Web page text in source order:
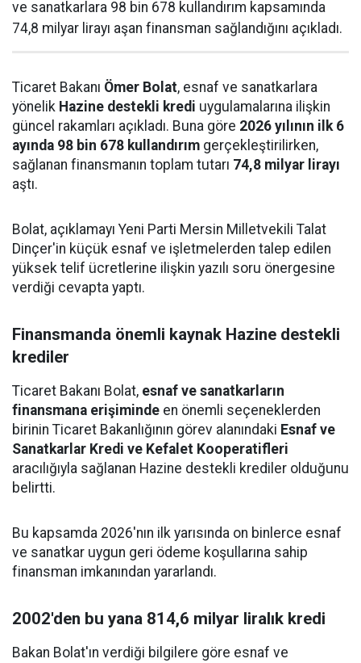
ve sanatkarlara 98 bin 678 kullandırım kapsamında
74,8 milyar lirayı aşan finansman sağlandığını açıkladı.
Ticaret Bakanı Ömer Bolat, esnaf ve sanatkarlara
yönelik Hazine destekli kredi uygulamalarına ilişkin
güncel rakamları açıkladı. Buna göre 2026 yılının ilk 6
ayında 98 bin 678 kullandırım gerçekleştirilirken,
sağlanan finansmanın toplam tutarı 74,8 milyar lirayı
aştı.
Bolat, açıklamayı Yeni Parti Mersin Milletvekili Talat
Dinçer'in küçük esnaf ve işletmelerden talep edilen
yüksek telif ücretlerine ilişkin yazılı soru önergesine
verdiği cevapta yaptı.
Finansmanda önemli kaynak Hazine destekli
krediler
Ticaret Bakanı Bolat, esnaf ve sanatkarların
finansmana erişiminde en önemli seçeneklerden
birinin Ticaret Bakanlığının görev alanındaki Esnaf ve
Sanatkarlar Kredi ve Kefalet Kooperatifleri
aracılığıyla sağlanan Hazine destekli krediler olduğunu
belirtti.
Bu kapsamda 2026'nın ilk yarısında on binlerce esnaf
ve sanatkar uygun geri ödeme koşullarına sahip
finansman imkanından yararlandı.
2002'den bu yana 814,6 milyar liralık kredi
Bakan Bolat'ın verdiği bilgilere göre esnaf ve